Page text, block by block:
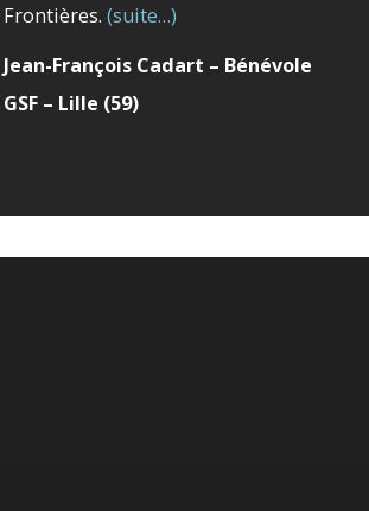
Frontières. (suite…)
Jean-François Cadart – Bénévole
GSF – Lille (59)